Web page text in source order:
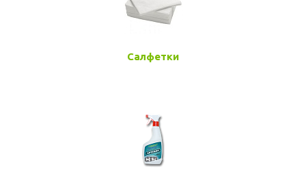
Салфетки